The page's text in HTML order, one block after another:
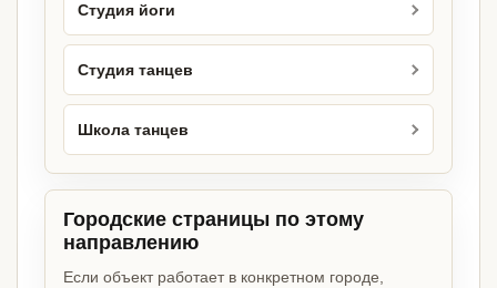
Студия йоги
Студия танцев
Школа танцев
Городские страницы по этому
направлению
Если объект работает в конкретном городе,